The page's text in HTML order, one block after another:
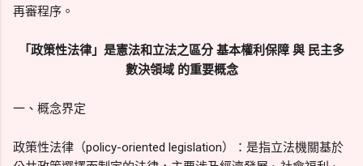
再審程序。
「政策性法律」是憲法和立法之區分 基本權利保障 與 民主多
數決領域 的重要概念
一、概念界定
政策性法律（policy-oriented legislation）：是指立法機關基於